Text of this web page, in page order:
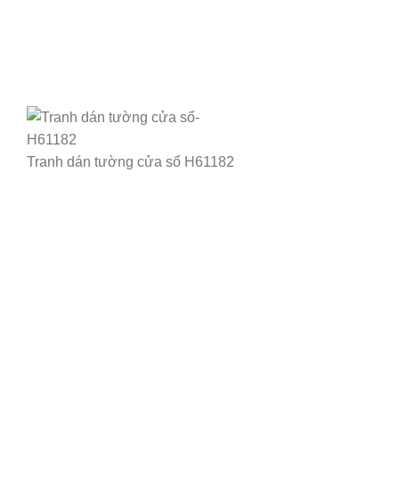
Tranh dán tường cửa sổ H61182